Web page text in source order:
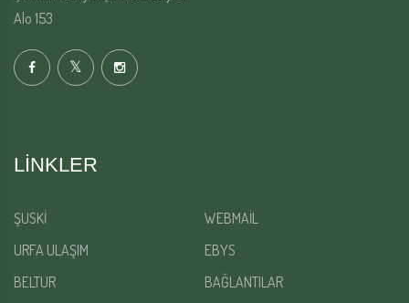
Alo 153
LINKLER
ŞUSKİ
WEBMAİL
URFA ULAŞIM
EBYS
BELTUR
BAĞLANTILAR